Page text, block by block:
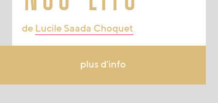
de Lucile Saada Choquet
plus d'info